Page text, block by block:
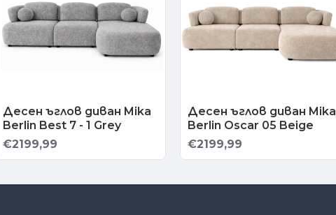
Десен ъглов диван Mika
Berlin Best 7 - 1 Grey
€2199,99
Десен ъглов диван Mika
Berlin Oscar 05 Beige
€2199,99